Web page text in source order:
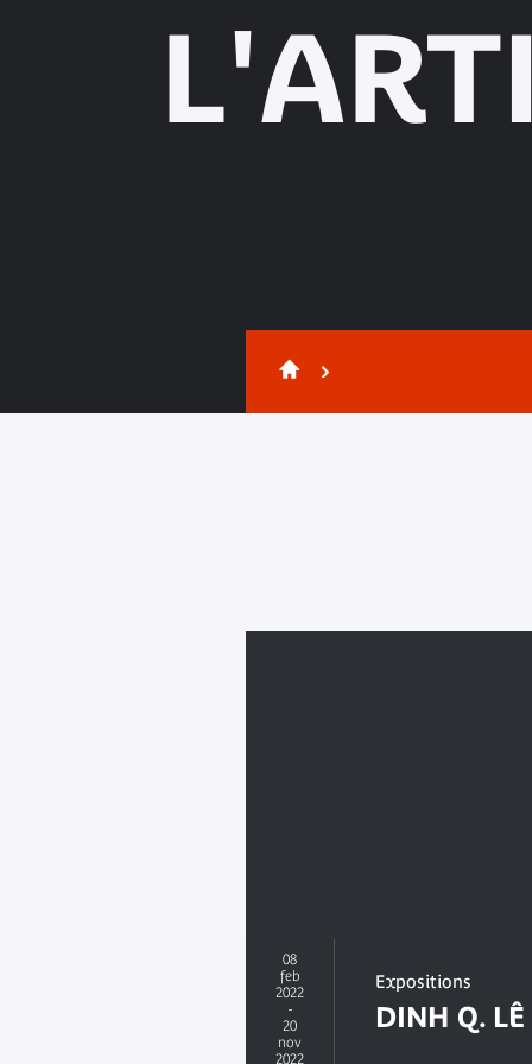
08
feb
2022
-
20
nov
2022
Expositions
DINH Q. LÊ